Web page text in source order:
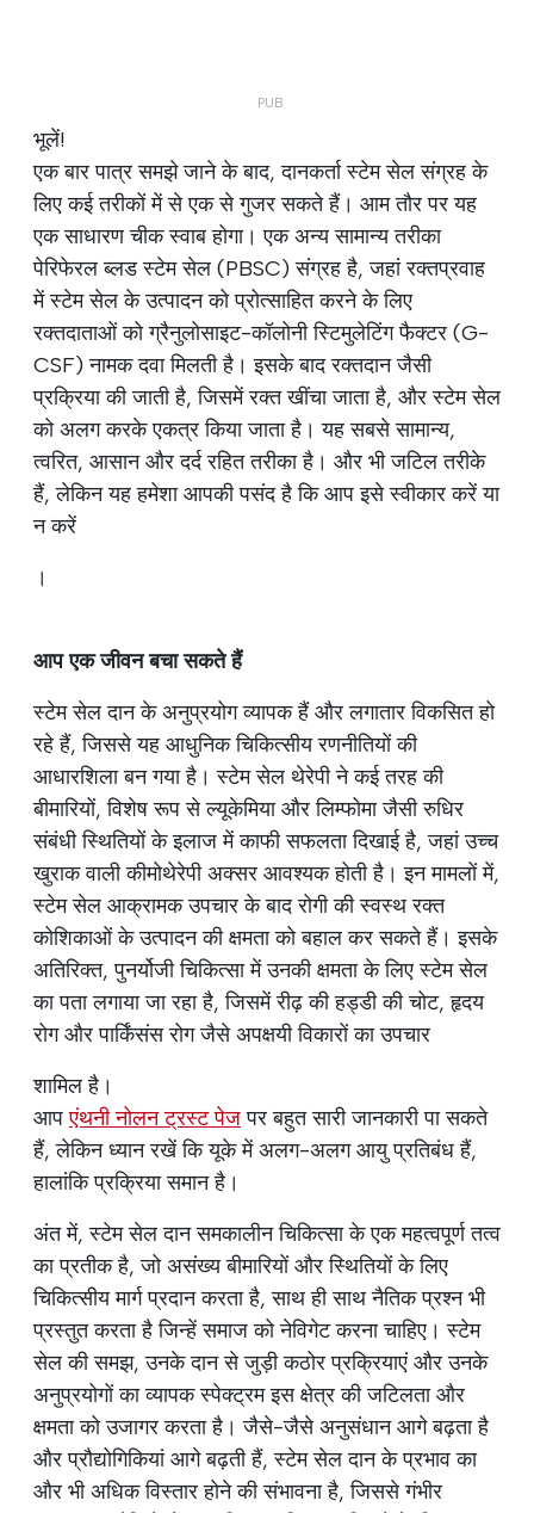
भूलें!
एक बार पात्र समझे जाने के बाद, दानकर्ता स्टेम सेल संग्रह के
लिए कई तरीकों में से एक से गुजर सकते हैं। आम तौर पर यह
एक साधारण चीक स्वाब होगा। एक अन्य सामान्य तरीका
पेरिफेरल ब्लड स्टेम सेल (PBSC) संग्रह है, जहां रक्तप्रवाह
में स्टेम सेल के उत्पादन को प्रोत्साहित करने के लिए
रक्तदाताओं को ग्रैनुलोसाइट-कॉलोनी स्टिमुलेटिंग फैक्टर (G-
CSF) नामक दवा मिलती है। इसके बाद रक्तदान जैसी
प्रक्रिया की जाती है, जिसमें रक्त खींचा जाता है, और स्टेम सेल
को अलग करके एकत्र किया जाता है। यह सबसे सामान्य,
त्वरित, आसान और दर्द रहित तरीका है। और भी जटिल तरीके
हैं, लेकिन यह हमेशा आपकी पसंद है कि आप इसे स्वीकार करें या
न करें
।
आप एक जीवन बचा सकते हैं
स्टेम सेल दान के अनुप्रयोग व्यापक हैं और लगातार विकसित हो
रहे हैं, जिससे यह आधुनिक चिकित्सीय रणनीतियों की
आधारशिला बन गया है। स्टेम सेल थेरेपी ने कई तरह की
बीमारियों, विशेष रूप से ल्यूकेमिया और लिम्फोमा जैसी रुधिर
संबंधी स्थितियों के इलाज में काफी सफलता दिखाई है, जहां उच्च
खुराक वाली कीमोथेरेपी अक्सर आवश्यक होती है। इन मामलों में,
स्टेम सेल आक्रामक उपचार के बाद रोगी की स्वस्थ रक्त
कोशिकाओं के उत्पादन की क्षमता को बहाल कर सकते हैं। इसके
अतिरिक्त, पुनर्योजी चिकित्सा में उनकी क्षमता के लिए स्टेम सेल
का पता लगाया जा रहा है, जिसमें रीढ़ की हड्डी की चोट, हृदय
रोग और पार्किंसंस रोग जैसे अपक्षयी विकारों का उपचार
शामिल है।
आपएंथनी नोलन ट्रस्ट पेजपर बहुत सारी जानकारी पा सकते
हैं, लेकिन ध्यान रखें कि यूके में अलग-अलग आयु प्रतिबंध हैं,
हालांकि प्रक्रिया समान है।
अंत में, स्टेम सेल दान समकालीन चिकित्सा के एक महत्वपूर्ण तत्व
का प्रतीक है, जो असंख्य बीमारियों और स्थितियों के लिए
चिकित्सीय मार्ग प्रदान करता है, साथ ही साथ नैतिक प्रश्न भी
प्रस्तुत करता है जिन्हें समाज को नेविगेट करना चाहिए। स्टेम
सेल की समझ, उनके दान से जुड़ी कठोर प्रक्रियाएं और उनके
अनुप्रयोगों का व्यापक स्पेक्ट्रम इस क्षेत्र की जटिलता और
क्षमता को उजागर करता है। जैसे-जैसे अनुसंधान आगे बढ़ता है
और प्रौद्योगिकियां आगे बढ़ती हैं, स्टेम सेल दान के प्रभाव का
और भी अधिक विस्तार होने की संभावना है, जिससे गंभीर